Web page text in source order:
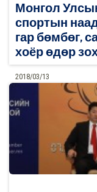
Монгол
спортын
гар бөмбөг,
хоёр өдөр
2018/03/13
Дэлгэрэнгүй